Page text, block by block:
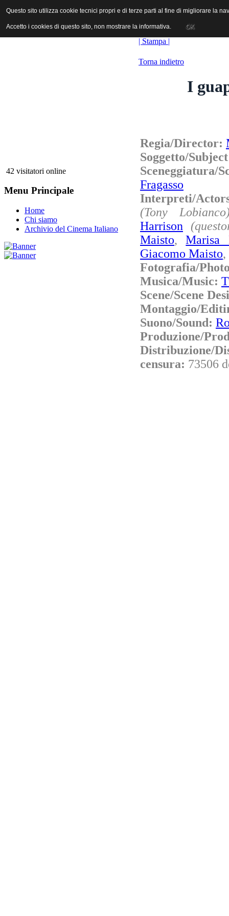
ANICA | Associazione Nazionale Industrie Cinematografiche
42 visitatori online
Menu Principale
Home
Chi siamo
Archivio del Cinema Italiano
| Stampa |
Torna indietro
I
Regia/Director:
Soggetto/
Fragasso
Interpreti/
(Tony
Harrison
Maisto,Marisa
Giacomo Maisto,
Fotografia/
Musica/Music:
Scene/Scene
Montaggio/
Suono/Sound:
Produzione/
Distribuzione/
censura: 73506
Questo sito utilizza cookie tecnici propri e di terze parti al fine di migliorare la
Accetto i cookies di questo sito, non mostrare la informativa. OK
Questo sito utilizza cookie tecnici propri e di terze parti al fine di migliorare la
Accetto i cookies di questo sito, non mostrare la informativa. OK